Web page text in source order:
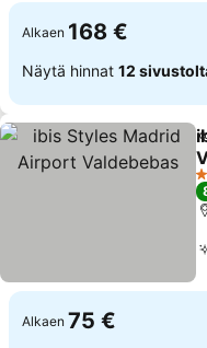
Alkaen 168 €
Näytä hinnat 12
3
Alkaen 75 €